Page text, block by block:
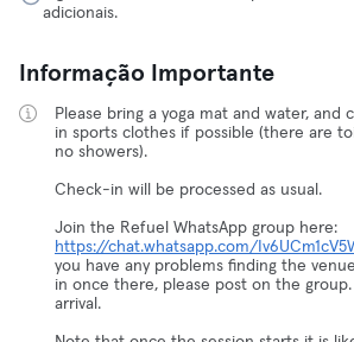
adicionais.
Informação Importante
Please bring a yoga mat and water, and
in sports clothes if possible (there are
no showers).
Check-in will be processed as usual.
Join the Refuel WhatsApp group here:
https://chat.whatsapp.com/
you have any problems finding the
in once there, please post on the
arrival.